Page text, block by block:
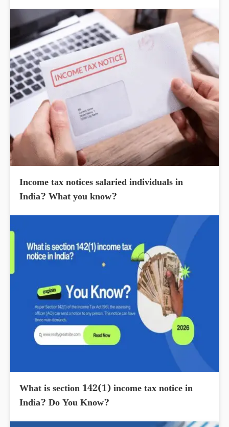
Income tax notices salaried individuals in
India? What you know?
What is section 142(1) income tax notice in
India? Do You Know?